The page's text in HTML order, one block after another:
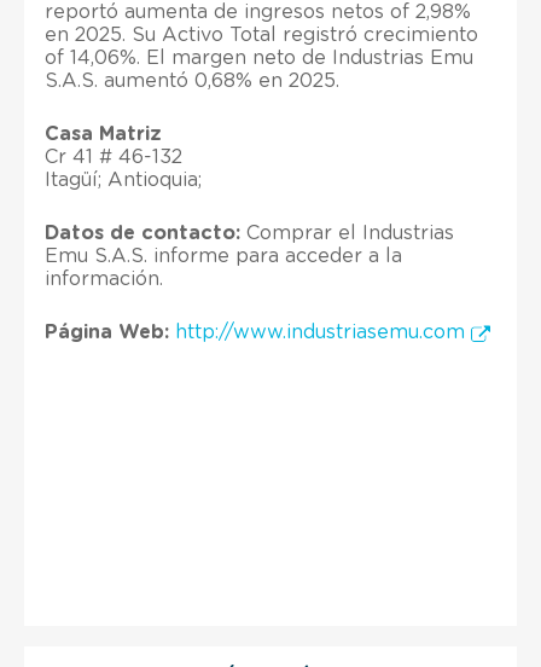
reportó aumenta de ingresos netos of 2,98%
en 2025. Su Activo Total registró crecimiento
of 14,06%. El margen neto de Industrias Emu
S.A.S. aumentó 0,68% en 2025.
Casa Matriz
Cr 41 # 46-132
Itagüí; Antioquia;
Datos de contacto: Comprar el Industrias
Emu S.A.S. informe para acceder a la
información.
Página Web: http://www.industriasemu.com